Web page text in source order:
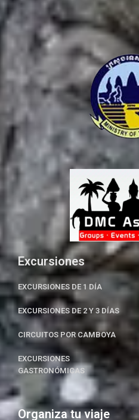
Excursiones
EXCURSIONES DE 1 DÍA
EXCURSIONES DE 2 Y 3 DÍAS
CIRCUITOS POR CAMBOYA
EXCURSIONES
GASTRONÓMICAS
Organiza tu viaje